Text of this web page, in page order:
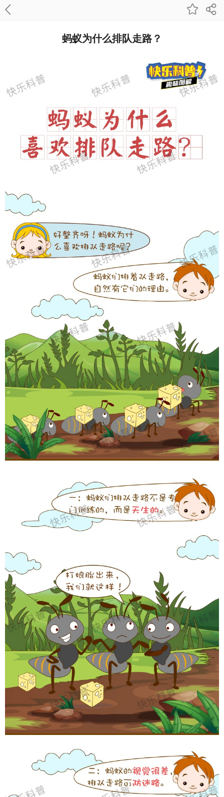
蚂蚁为什么排队走路？